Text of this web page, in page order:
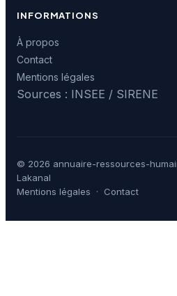
INFORMATIONS
À propos
Contact
Mentions légales
Sources : INSEE / SIRENE
© 2026 annuaire-ressources-
Lakanal
Mentions légales · Contact